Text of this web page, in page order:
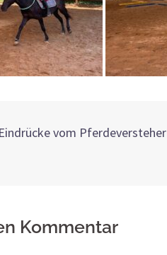
vom Pferdeversteher
Kommentar